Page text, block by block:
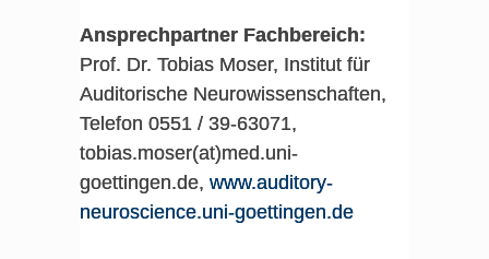
Ansprechpartner Fachbereich:
Prof. Dr. Tobias Moser, Institut für
Auditorische Neurowissenschaften,
Telefon 0551 / 39-63071,
tobias.moser(at)med.uni-
goettingen.de, www.auditory-
neuroscience.uni-goettingen.de